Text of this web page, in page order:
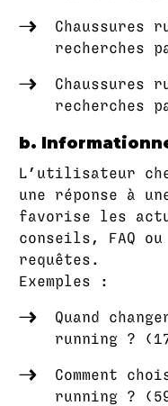
Chaussures
recherches
Chaussures
recherches
b.
L’utilisateur
une réponse à
favorise les
conseils, FAQ
requêtes.
Exemples :
Quand
running ?
Comment
running ?